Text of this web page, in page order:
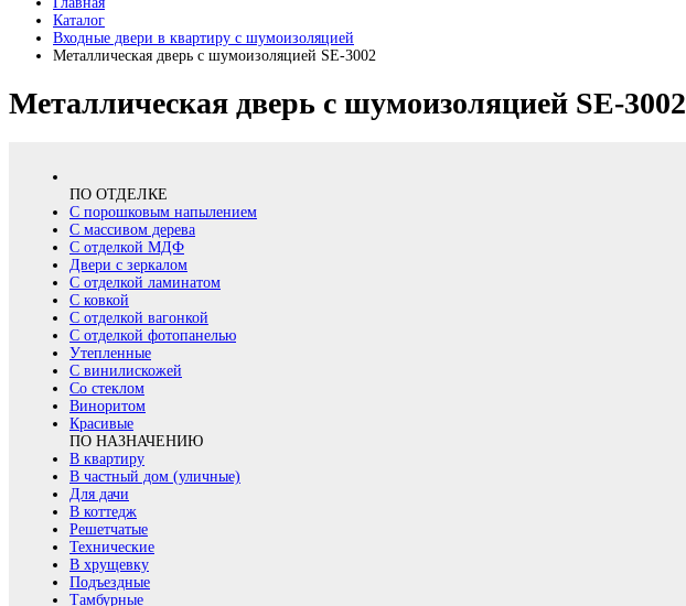
Каталог
Входные двери в квартиру с шумоизоляцией
Металлическая дверь с шумоизоляцией SE-3002
Металлическая дверь с шумоизоляцией SE-3002
ПО ОТДЕЛКЕ
С порошковым напылением
С массивом дерева
С отделкой МДФ
Двери с зеркалом
С отделкой ламинатом
С ковкой
С отделкой вагонкой
С отделкой фотопанелью
Утепленные
С винилискожей
Со стеклом
Виноритом
Красивые
ПО НАЗНАЧЕНИЮ
В квартиру
В частный дом (уличные)
Для дачи
В коттедж
Решетчатые
Технические
В хрущевку
Подъездные
Тамбурные